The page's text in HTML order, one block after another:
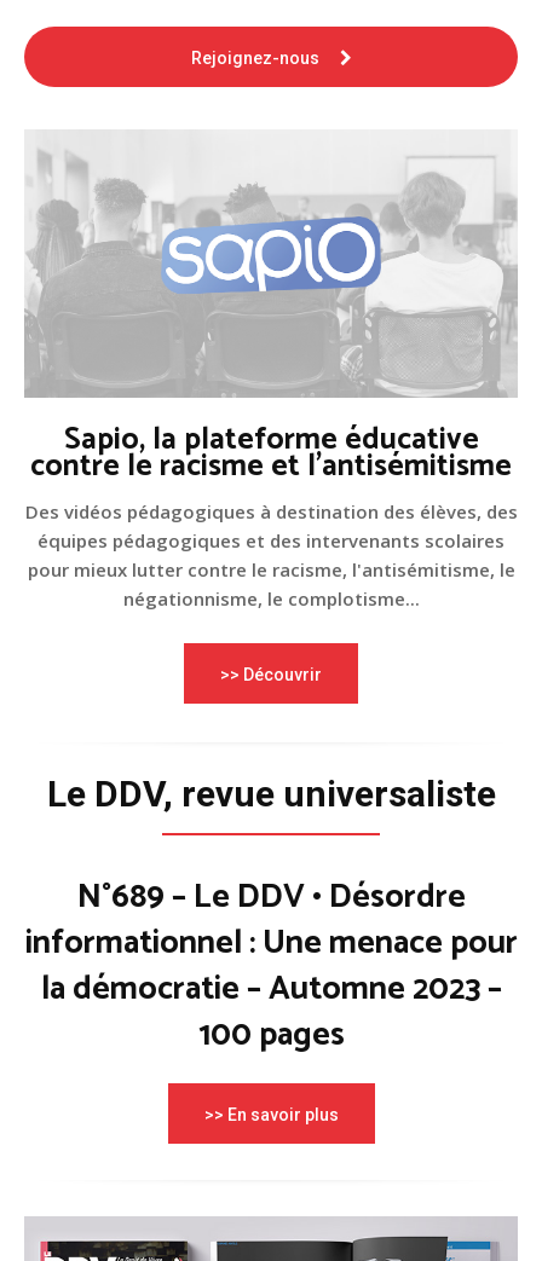
Rejoignez-nous
Sapio, la plateforme éducative
contre le racisme et l'antisémitisme
Des vidéos pédagogiques à destination des élèves, des
équipes pédagogiques et des intervenants scolaires
pour mieux lutter contre le racisme, l'antisémitisme, le
négationnisme, le complotisme...
>> Découvrir
Le DDV, revue universaliste
N°689 – Le DDV • Désordre
informationnel : Une menace pour
la démocratie – Automne 2023 –
100 pages
>> En savoir plus